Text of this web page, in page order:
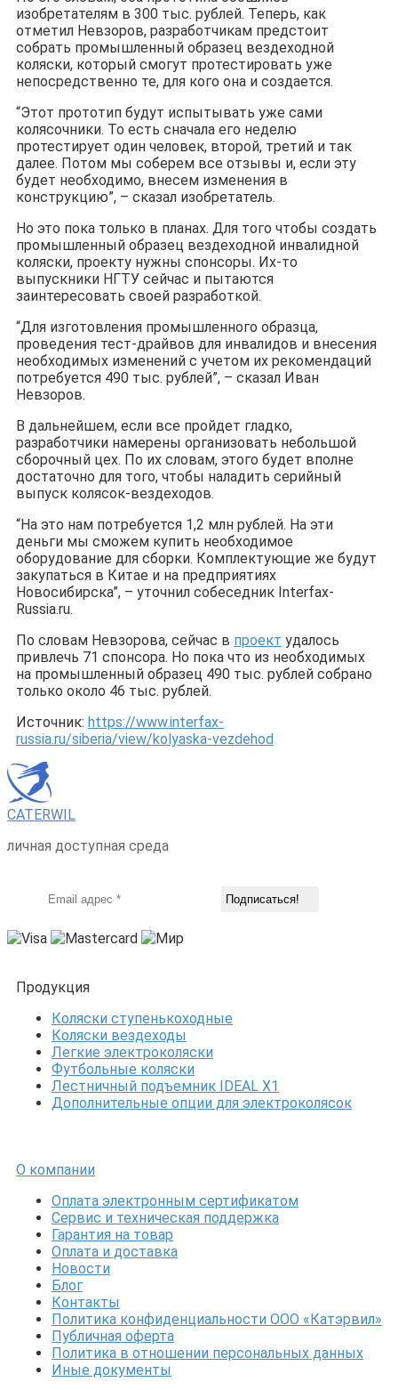
изобретателям в 300 тыс. рублей. Теперь, как
отметил Невзоров, разработчикам предстоит
собрать промышленный образец вездеходной
коляски, который смогут протестировать уже
непосредственно те, для кого она и создается.
“Этот прототип будут испытывать уже сами
колясочники. То есть сначала его неделю
протестирует один человек, второй, третий и так
далее. Потом мы соберем все отзывы и, если эту
будет необходимо, внесем изменения в
конструкцию”, – сказал изобретатель.
Но это пока только в планах. Для того чтобы создать
промышленный образец вездеходной инвалидной
коляски, проекту нужны спонсоры. Их-то
выпускники НГТУ сейчас и пытаются
заинтересовать своей разработкой.
“Для изготовления промышленного образца,
проведения тест-драйвов для инвалидов и внесения
необходимых изменений с учетом их рекомендаций
потребуется 490 тыс. рублей”, – сказал Иван
Невзоров.
В дальнейшем, если все пройдет гладко,
разработчики намерены организовать небольшой
сборочный цех. По их словам, этого будет вполне
достаточно для того, чтобы наладить серийный
выпуск колясок-вездеходов.
“На это нам потребуется 1,2 млн рублей. На эти
деньги мы сможем купить необходимое
оборудование для сборки. Комплектующие же будут
закупаться в Китае и на предприятиях
Новосибирска”, – уточнил собеседник Interfax-
Russia.ru.
По словам Невзорова, сейчас в проект удалось
привлечь 71 спонсора. Но пока что из необходимых
на промышленный образец 490 тыс. рублей собрано
только около 46 тыс. рублей.
Источник: https://www.interfax-
russia.ru/siberia/view/kolyaska-vezdehod
CATERWIL
личная доступная среда
Продукция
Коляски ступенькоходные
Коляски вездеходы
Легкие электроколяски
Футбольные коляски
Лестничный подъемник IDEAL X1
Дополнительные опции для электроколясок
О компании
Оплата электронным сертификатом
Сервис и техническая поддержка
Гарантия на товар
Оплата и доставка
Новости
Блог
Контакты
Политика конфиденциальности ООО «Катэрвил»
Публичная оферта
Политика в отношении персональных данных
Иные документы